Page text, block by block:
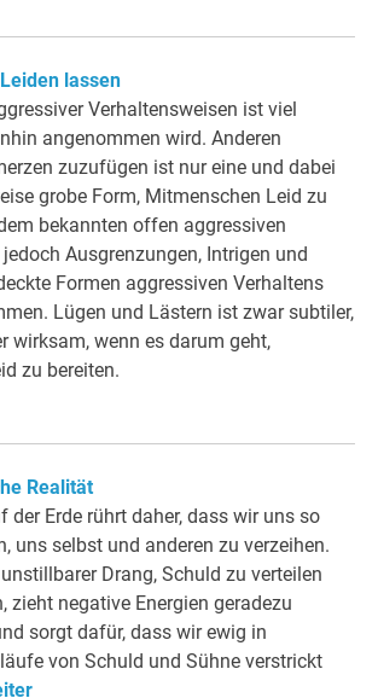
lassen
Verhaltensweisen ist viel
angenommen wird. Anderen
zuzufügen ist nur eine und dabei
grobe Form, Mitmenschen Leid zu
bekannten offen aggressiven
Ausgrenzungen, Intrigen und
Formen aggressiven Verhaltens
Lügen und Lästern ist zwar subtiler,
wirksam, wenn es darum geht,
zu bereiten.
Realität
der Erde rührt daher, dass wir uns so
uns selbst und anderen zu verzeihen.
Drang, Schuld zu verteilen
zieht negative Energien geradezu
sorgt dafür, dass wir ewig in
von Schuld und Sühne verstrickt